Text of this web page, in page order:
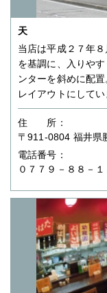
天
当店は平成２７年
を基調に、入りや
ンターを斜めに配
レイアウトにして
住 所：
〒911-0804 福井県
電話番号：
０７７９－８８－１